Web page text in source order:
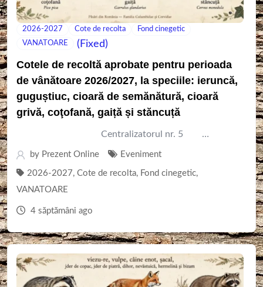
2026-2027 Cote de recolta
Fond cinegetic
VANATOARE
(Fixed)
Cotele de recoltă aprobate pentru perioada
de vânătoare 2026/2027, la speciile: ieruncă,
guguștiuc, cioară de semănătură, cioară
grivă, coţofană, gaiță și stăncuță
Centralizatorul nr. 5 …
by Prezent Online Eveniment
2026-2027, Cote de recolta, Fond cinegetic,
VANATOARE
4 săptămâni ago